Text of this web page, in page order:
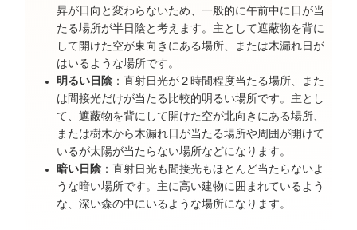
昇が日向と変わらないため、一般的に午前中に日が当
たる場所が半日陰と考えます。主として遮蔽物を背に
して開けた空が東向きにある場所、または木漏れ日が
はいるような場所です。
明るい日陰 ：直射日光が２時間程度当たる場所、また
は間接光だけが当たる比較的明るい場所です。主とし
て、遮蔽物を背にして開けた空が北向きにある場所、
または樹木から木漏れ日が当たる場所や周囲が開けて
いるが太陽が当たらない場所などになります。
暗い日陰 ：直射日光も間接光もほとんど当たらないよ
うな暗い場所です。主に高い建物に囲まれているよう
な、深い森の中にいるような場所になります。